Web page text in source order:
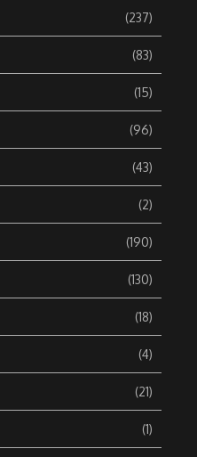
(237)
(83)
(15)
(96)
(43)
(2)
(190)
(130)
(18)
(4)
(21)
(1)